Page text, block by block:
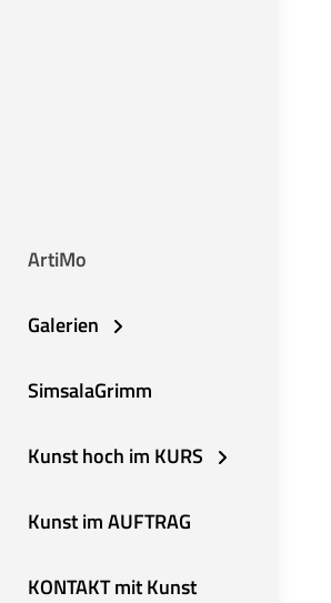
ArtiMo
Galerien
SimsalaGrimm
Kunst hoch im KURS
Kunst im AUFTRAG
KONTAKT mit Kunst